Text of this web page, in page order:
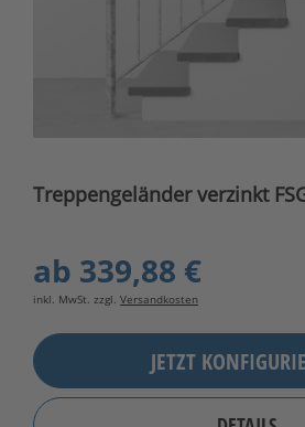
ab 339,88 €
inkl. MwSt. zzgl. Versandkosten
JETZT